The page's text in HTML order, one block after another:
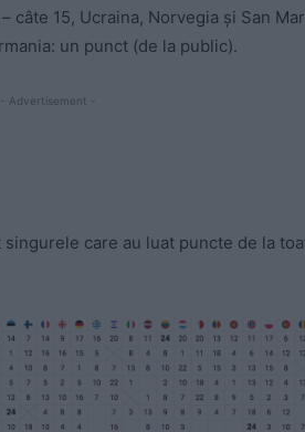
câte 15, Ucraina, Norvegia și San
un punct (de la public).
- Advertisement -
care au luat puncte de la